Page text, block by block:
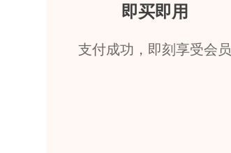
即买即用
支付成功，即刻享受会员